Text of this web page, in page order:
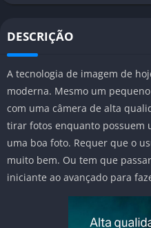
DESCRIÇÃO
A tecnologia de imagem de
moderna. Mesmo um
com uma câmera de alta
tirar fotos enquanto possuem
uma boa foto. Requer que o
muito bem. Ou tem que
iniciante ao avançado para